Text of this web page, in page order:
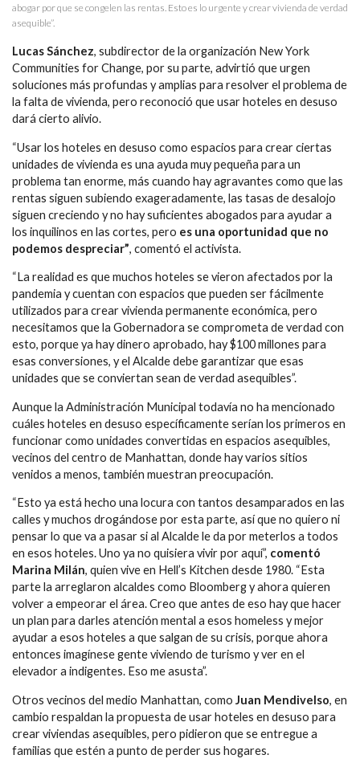
abogar por que se congelen las rentas. Esto es lo urgente y crear vivienda de verdad
asequible”.
Lucas Sánchez, subdirector de la organización New York
Communities for Change, por su parte, advirtió que urgen
soluciones más profundas y amplias para resolver el problema de
la falta de vivienda, pero reconoció que usar hoteles en desuso
dará cierto alivio.
“Usar los hoteles en desuso como espacios para crear ciertas
unidades de vivienda es una ayuda muy pequeña para un
problema tan enorme, más cuando hay agravantes como que las
rentas siguen subiendo exageradamente, las tasas de desalojo
siguen creciendo y no hay suficientes abogados para ayudar a
los inquilinos en las cortes, pero es una oportunidad que no
podemos despreciar”, comentó el activista.
“La realidad es que muchos hoteles se vieron afectados por la
pandemia y cuentan con espacios que pueden ser fácilmente
utilizados para crear vivienda permanente económica, pero
necesitamos que la Gobernadora se comprometa de verdad con
esto, porque ya hay dinero aprobado, hay $100 millones para
esas conversiones, y el Alcalde debe garantizar que esas
unidades que se conviertan sean de verdad asequibles”.
Aunque la Administración Municipal todavía no ha mencionado
cuáles hoteles en desuso específicamente serían los primeros en
funcionar como unidades convertidas en espacios asequibles,
vecinos del centro de Manhattan, donde hay varios sitios
venidos a menos, también muestran preocupación.
“Esto ya está hecho una locura con tantos desamparados en las
calles y muchos drogándose por esta parte, así que no quiero ni
pensar lo que va a pasar si al Alcalde le da por meterlos a todos
en esos hoteles. Uno ya no quisiera vivir por aquí”, comentó
Marina Milán, quien vive en Hell’s Kitchen desde 1980. “Esta
parte la arreglaron alcaldes como Bloomberg y ahora quieren
volver a empeorar el área. Creo que antes de eso hay que hacer
un plan para darles atención mental a esos homeless y mejor
ayudar a esos hoteles a que salgan de su crisis, porque ahora
entonces imagínese gente viviendo de turismo y ver en el
elevador a indigentes. Eso me asusta”.
Otros vecinos del medio Manhattan, como Juan Mendivelso, en
cambio respaldan la propuesta de usar hoteles en desuso para
crear viviendas asequibles, pero pidieron que se entregue a
familias que estén a punto de perder sus hogares.